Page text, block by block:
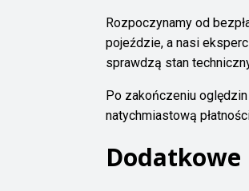
Rozpoczynamy od
pojeździe, a nasi
sprawdzą stan
Po zakończeniu
natychmiastową
Dodatkowe